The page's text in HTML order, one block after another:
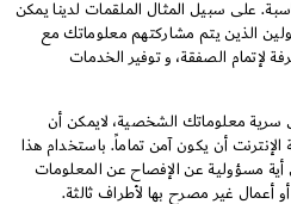
على سبيل المثال الملقمات لدينا يمكن
الذين يتم مشاركتهم معلوماتك مع
لإتمام الصفقة، و توفير الخدمات
معلوماتك الشخصية، لايمكن أن
أن يكون آمن تماماً. باستخدام هذا
أية مسؤولية عن الإفصاح عن المعلومات
أعمال غير مصرح بها لأطراف ثالثة.